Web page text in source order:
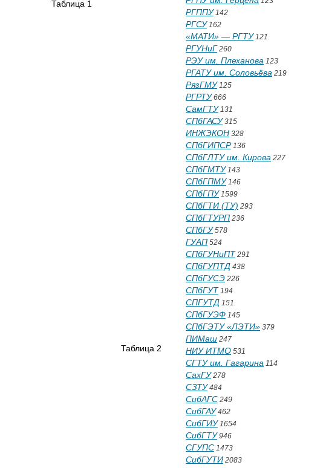
1
Таблица 2
РГППУ142
РГСУ162
«МАТИ» — РГТУ121
РГУНиГ 260
РЭУ им. Плеханова 123
РГАТУ им. Соловьёва 219
РязГМУ125
РГРТУ666
СамГТУ131
СПбГАСУ315
ИНЖЭКОН 328
СПбГИПСР136
СПбГЛТУ им. Кирова 227
СПбГМТУ143
СПбГПМУ146
СПбГПУ1599
СПбГТИ (ТУ) 293
СПбГТУРП 236
СПбГУ578
ГУАП 524
СПбГУНиПТ 291
СПбГУПТД 438
СПбГУСЭ 226
СПбГУТ 194
СПГУТД 151
СПбГУЭФ 145
СПбГЭТУ «ЛЭТИ» 379
ПИМаш 247
НИУ ИТМО 531
СГТУ им. Гагарина 114
СахГУ278
СЗТУ484
СибАГС 249
СибГАУ462
СибГИУ1654
СибГТУ946
СГУПС 1473
СибГУТИ 2083